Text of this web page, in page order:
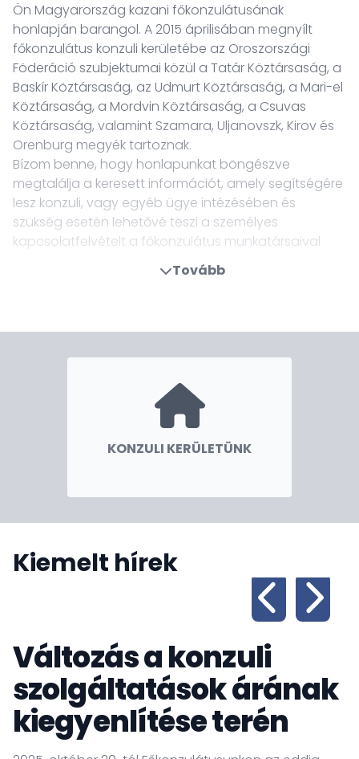
Ön Magyarország kazani főkonzulátusának
honlapján barangol. A 2015 áprilisában megnyílt
főkonzulátus konzuli kerületébe az Oroszországi
Föderáció szubjektumai közül a Tatár Köztársaság, a
Baskír Köztársaság, az Udmurt Köztársaság, a Mari-el
Köztársaság, a Mordvin Köztársaság, a Csuvas
Köztársaság, valamint Szamara, Uljanovszk, Kirov és
Orenburg megyék tartoznak.
Bízom benne, hogy honlapunkat böngészve
megtalálja a keresett információt, amely segítségére
lesz konzuli, vagy egyéb ügye intézésében és
szükség esetén lehetővé teszi a személyes
kapcsolatfelvételt a főkonzulátus munkatársaival
Tovább
KONZULI KERÜLETÜNK
Kiemelt hírek
Változás a konzuli
szolgáltatások árának
kiegyenlítése terén